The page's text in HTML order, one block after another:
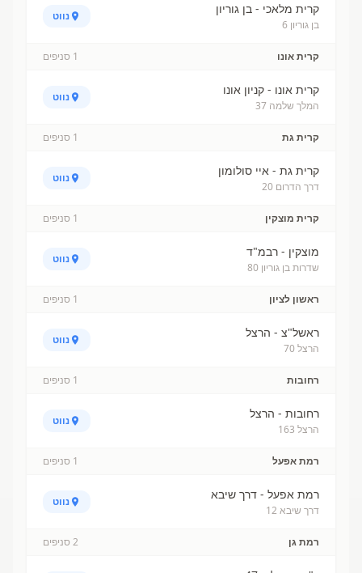
קרית מלאכי - בן גוריון
בן גוריון 6
נווט
קרית אונו 1 סניפים
קרית אונו - קניון אונו
המלך שלמה 37
נווט
קרית גת 1 סניפים
קרית גת - איי סולומון
דרך הדרום 20
נווט
קרית מוצקין 1 סניפים
מוצקין - רבמ"ד
שדרות בן גוריון 80
נווט
ראשון לציון 1 סניפים
ראשל"צ - הרצל
הרצל 70
נווט
רחובות 1 סניפים
רחובות - הרצל
הרצל 163
נווט
רמת אפעל 1 סניפים
רמת אפעל - דרך שיבא
דרך שיבא 12
נווט
רמת גן 2 סניפים